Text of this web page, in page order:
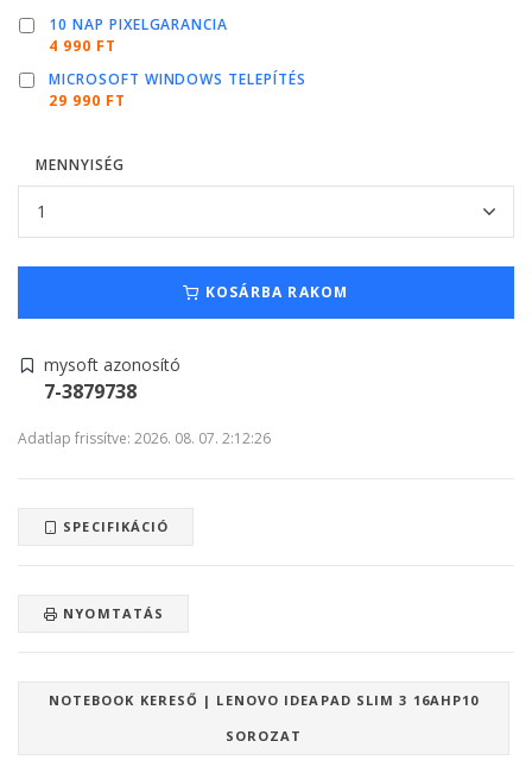
10 NAP PIXELGARANCIA
4 990 FT
MICROSOFT WINDOWS TELEPÍTÉS
29 990 FT
MENNYISÉG
KOSÁRBA RAKOM
mysoft azonosító
7-3879738
Adatlap frissítve: 2026. 08. 07. 2:12:26
SPECIFIKÁCIÓ
NYOMTATÁS
NOTEBOOK KERESŐ | LENOVO IDEAPAD SLIM 3 16AHP10
SOROZAT